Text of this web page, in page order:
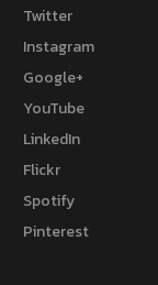
Twitter
Instagram
Google+
YouTube
LinkedIn
Flickr
Spotify
Pinterest